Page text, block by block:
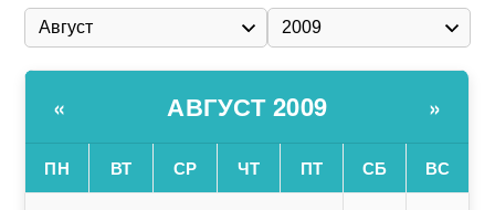
« АВГУСТ 2009 »
ПН ВТ СР ЧТ ПТ СБ ВС